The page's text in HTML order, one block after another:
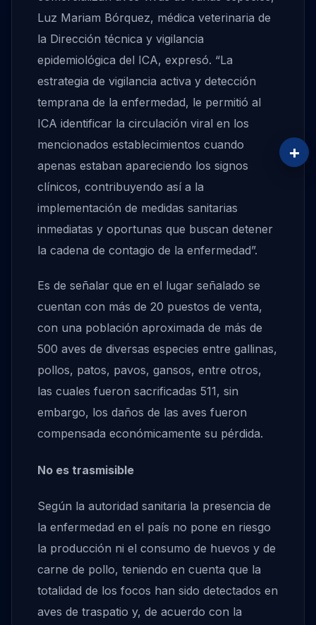
Luz Mariam Bórquez, médica veterinaria de
la Dirección técnica y vigilancia
epidemiológica del ICA, expresó. “La
estrategia de vigilancia activa y detección
temprana de la enfermedad, le permitió al
ICA identificar la circulación viral en los
mencionados establecimientos cuando
apenas estaban apareciendo los signos
clínicos, contribuyendo así a la
implementación de medidas sanitarias
inmediatas y oportunas que buscan detener
la cadena de contagio de la enfermedad”.
Es de señalar que en el lugar señalado se
cuentan con más de 20 puestos de venta,
con una población aproximada de más de
500 aves de diversas especies entre gallinas,
pollos, patos, pavos, gansos, entre otros,
las cuales fueron sacrificadas 511, sin
embargo, los daños de las aves fueron
compensada económicamente su pérdida.
No es trasmisible
Según la autoridad sanitaria la presencia de
la enfermedad en el país no pone en riesgo
la producción ni el consumo de huevos y de
carne de pollo, teniendo en cuenta que la
totalidad de los focos han sido detectados en
aves de traspatio y, de acuerdo con la
+